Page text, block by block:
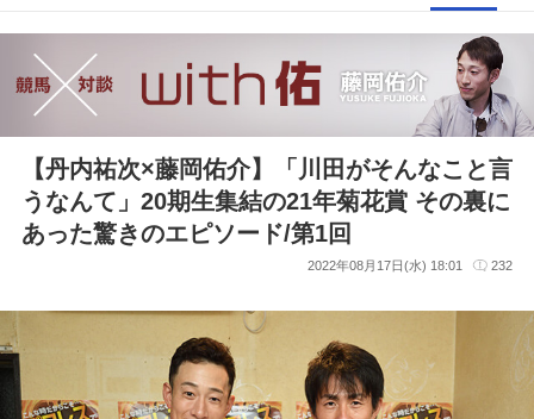
【丹内祐次×藤岡佑介】「川田がそんなこと言
うなんて」20期生集結の21年菊花賞 その裏に
あった驚きのエピソード/第1回
2022年08月17日(水) 18:01 232